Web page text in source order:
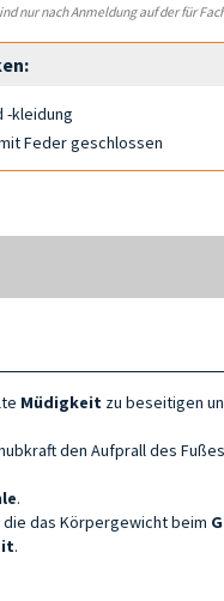
nur nach Anmeldung auf der für
-kleidung
Feder geschlossen
Müdigkeit zu beseitigen
den Aufprall des
.
das Körpergewicht beim
.